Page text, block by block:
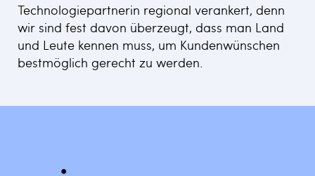
Technologiepartnerin regional verankert, denn
wir sind fest davon überzeugt, dass man Land
und Leute kennen muss, um Kundenwünschen
bestmöglich gerecht zu werden.